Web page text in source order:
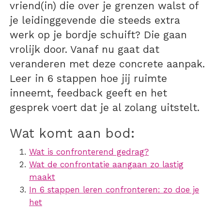
vriend(in) die over je grenzen walst of
je leidinggevende die steeds extra
werk op je bordje schuift? Die gaan
vrolijk door. Vanaf nu gaat dat
veranderen met deze concrete aanpak.
Leer in 6 stappen hoe jij ruimte
inneemt, feedback geeft en het
gesprek voert dat je al zolang uitstelt.
Wat komt aan bod:
Wat is confronterend gedrag?
Wat de confrontatie aangaan zo lastig
maakt
In 6 stappen leren confronteren: zo doe je
het